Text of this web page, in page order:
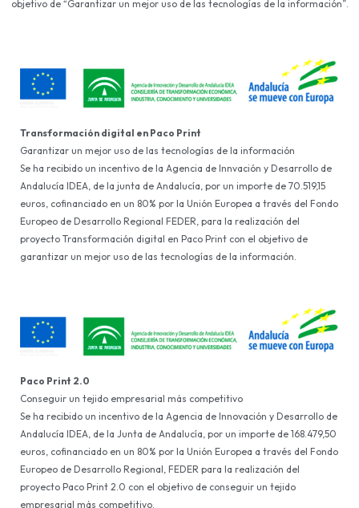
objetivo de “Garantizar un mejor uso de las tecnologías de la información”.
Transformación digital en Paco Print
Garantizar un mejor uso de las tecnologías de la información
Se ha recibido un incentivo de la Agencia de Innvación y Desarrollo de
Andalucía IDEA, de la junta de Andalucía, por un importe de 70.519,15
euros, cofinanciado en un 80% por la Unión Europea a través del Fondo
Europeo de Desarrollo Regional FEDER, para la realización del
proyecto Transformación digital en Paco Print con el objetivo de
garantizar un mejor uso de las tecnologías de la información.
Paco Print 2.0
Conseguir un tejido empresarial más competitivo
Se ha recibido un incentivo de la Agencia de Innovación y Desarrollo de
Andalucía IDEA, de la Junta de Andalucía, por un importe de 168.479,50
euros, cofinanciado en un 80% por la Unión Europea a través del Fondo
Europeo de Desarrollo Regional, FEDER para la realización del
proyecto Paco Print 2.0 con el objetivo de conseguir un tejido
empresarial más competitivo.